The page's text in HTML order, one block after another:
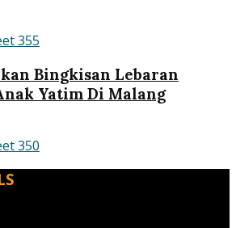
355
Bingkisan Lebaran
Yatim Di Malang
350